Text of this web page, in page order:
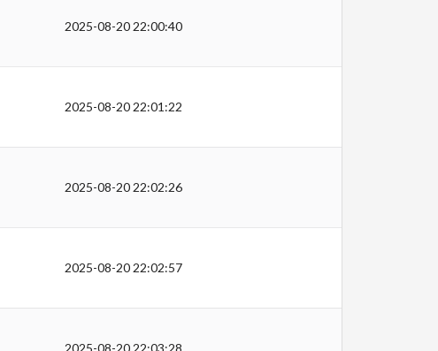
2025-08-20 22:00:40
2025-08-20 22:01:22
2025-08-20 22:02:26
2025-08-20 22:02:57
2025-08-20 22:03:28